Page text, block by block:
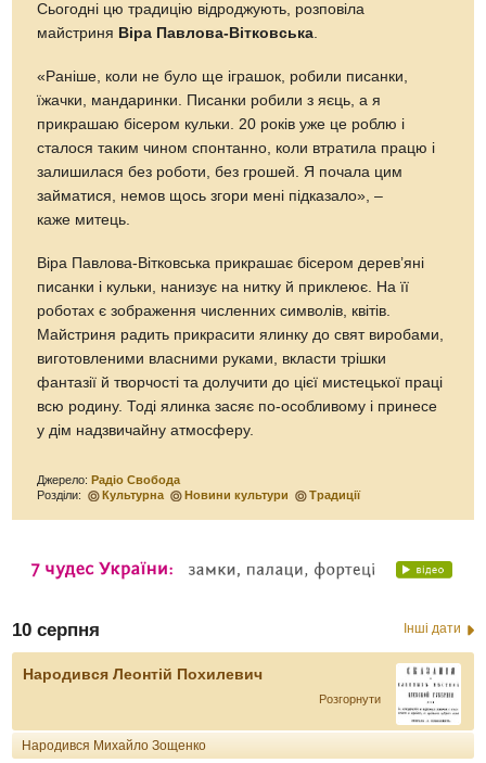
Сьогодні цю традицію відроджують, розповіла
майстриня Віра Павлова-Вітковська.
«Раніше, коли не було ще іграшок, робили писанки,
їжачки, мандаринки. Писанки робили з яєць, а я
прикрашаю бісером кульки. 20 років уже це роблю і
сталося таким чином спонтанно, коли втратила працю і
залишилася без роботи, без грошей. Я почала цим
займатися, немов щось згори мені підказало», –
каже митець.
Віра Павлова-Вітковська прикрашає бісером дерев’яні
писанки і кульки, нанизує на нитку й приклеює. На її
роботах є зображення численних символів, квітів.
Майстриня радить прикрасити ялинку до свят виробами,
виготовленими власними руками, вкласти трішки
фантазії й творчості та долучити до цієї мистецької праці
всю родину. Тоді ялинка засяє по-особливому і принесе
у дім надзвичайну атмосферу.
Джерело: Радіо Свобода
Розділи:
Культурна Новини культури Традиції
10 серпня Інші дати
Народився Леонтій Похилевич
Розгорнути
Народився Михайло Зощенко